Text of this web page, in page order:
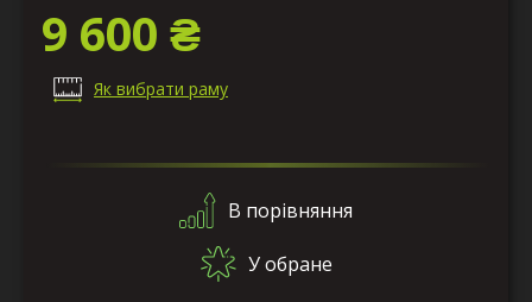
9 600 ₴
Як вибрати раму
В порівняння
У обране